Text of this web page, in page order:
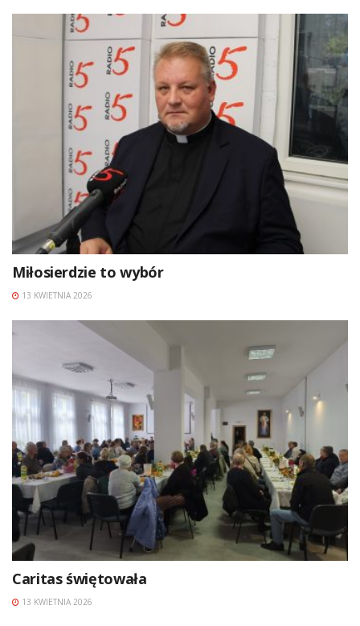
Miłosierdzie to wybór
13 KWIETNIA 2026
Caritas świętowała
13 KWIETNIA 2026